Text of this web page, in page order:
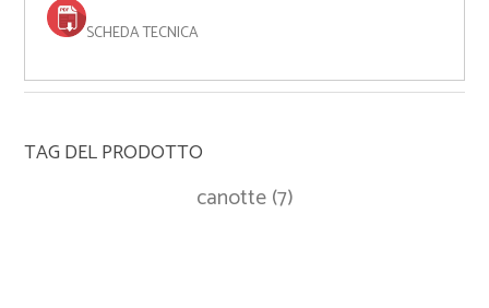
SCHEDA TECNICA
TAG DEL PRODOTTO
canotte(7)